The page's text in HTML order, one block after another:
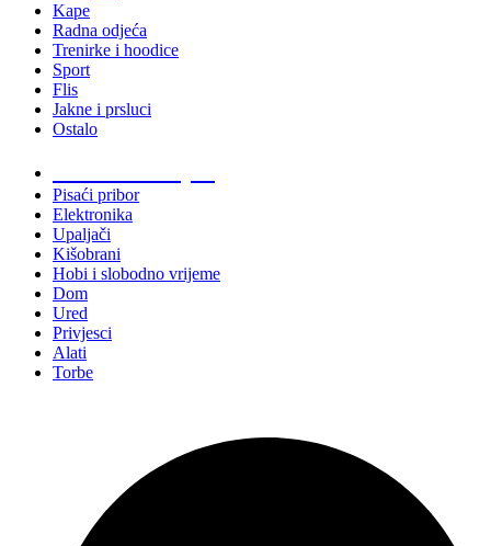
Kape
Radna odjeća
Trenirke i hoodice
Sport
Flis
Jakne i prsluci
Ostalo
Pisaći pribor
Elektronika
Upaljači
Kišobrani
Hobi i slobodno vrijeme
Dom
Ured
Privjesci
Alati
Torbe